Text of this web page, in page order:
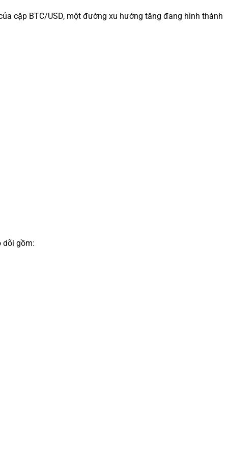
cặp BTC/USD, một đường xu hướng tăng đang hình thành
dõi gồm: